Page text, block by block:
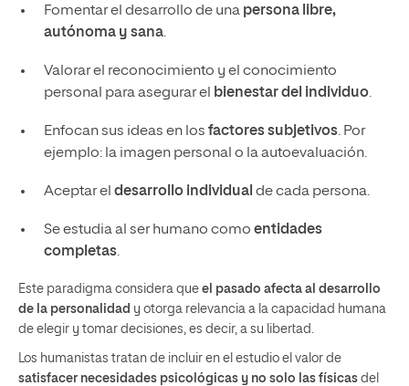
Fomentar el desarrollo de una persona libre,
autónoma y sana.
Valorar el reconocimiento y el conocimiento
personal para asegurar el
bienestar del individuo.
Enfocan sus ideas en los factores subjetivos. Por
ejemplo: la imagen personal o la autoevaluación.
Aceptar el desarrollo individual de cada persona.
Se estudia al ser humano como entidades
completas.
Este paradigma considera que el pasado afecta al desarrollo
de la personalidad y otorga relevancia a la capacidad humana
de elegir y tomar decisiones, es decir, a su libertad.
Los humanistas tratan de incluir en el estudio el valor de
satisfacer necesidades psicológicas y no solo las físicas del